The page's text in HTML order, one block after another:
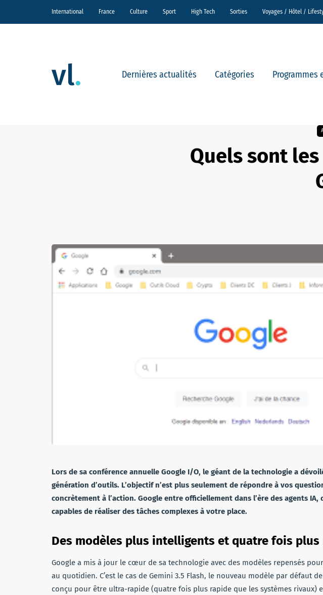
International France Culture Sport High Tech Sorties Voyages / Hôtel /
Dernières actualités Catégories Programmes
Quels sont
Lors de sa conférence annuelle Google I/O, le géant de la technologie a
génération d’outils. L’objectif n’est plus seulement de répondre à vos
concrètement à l’action. Google entre officiellement dans l’ère des agents
capables de réaliser des tâches complexes à votre place.
Des modèles plus intelligents et quatre fois plus
Google a mis à jour le cœur de sa technologie avec des modèles repensés
au quotidien. C’est le cas de Gemini 3.5 Flash, le nouveau modèle par défaut
conçu pour être ultra-rapide (quatre fois plus rapide que les systèmes rivaux)